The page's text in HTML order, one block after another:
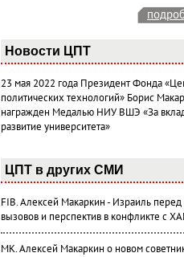
Новости ЦПТ
23 мая 2022 года Президент Фонда
политических технологий» Борис
награжден Медалью НИУ ВШЭ «За
развитие университета»
ЦПТ в других СМИ
FIB. Алексей Макаркин - Израиль
вызовов и перспектив в конфликте с
МК. Алексей Макаркин о новом